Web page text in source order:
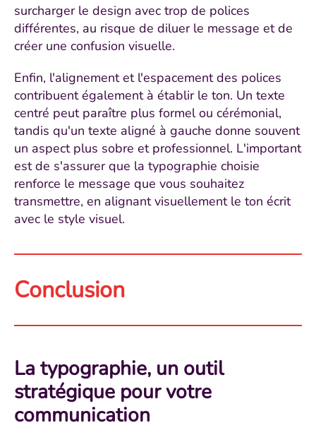
surcharger le design avec trop de polices
différentes, au risque de diluer le message et de
créer une confusion visuelle.
Enfin, l'alignement et l'espacement des polices
contribuent également à établir le ton. Un texte
centré peut paraître plus formel ou cérémonial,
tandis qu'un texte aligné à gauche donne souvent
un aspect plus sobre et professionnel. L'important
est de s'assurer que la typographie choisie
renforce le message que vous souhaitez
transmettre, en alignant visuellement le ton écrit
avec le style visuel.
Conclusion
La typographie, un outil
stratégique pour votre
communication